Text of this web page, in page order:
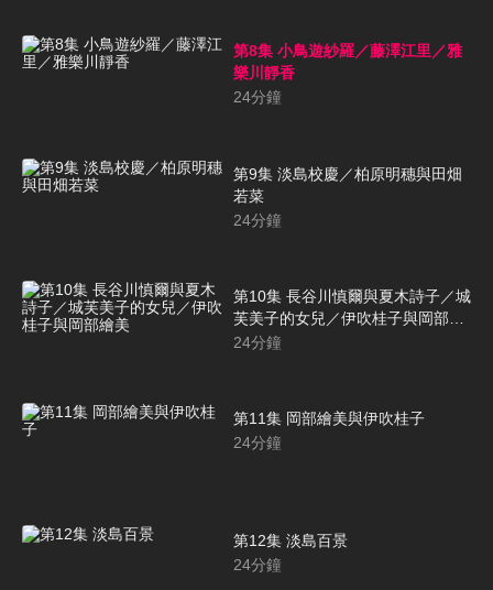
第8集 小鳥遊紗羅／藤澤江里／雅
樂川靜香
24分鐘
第9集 淡島校慶／柏原明穗與田畑
若菜
24分鐘
第10集 長谷川慎爾與夏木詩子／城
芙美子的女兒／伊吹桂子與岡部繪
美
24分鐘
第11集 岡部繪美與伊吹桂子
24分鐘
第12集 淡島百景
24分鐘